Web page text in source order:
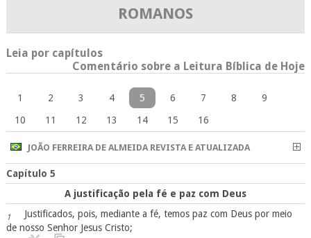
ROMANOS
Leia por capítulos
Comentário sobre a Leitura Bíblica de Hoje
1 2 3 4 5 6 7 8
9
10
11 12 13 14 15 16
JOÃO FERREIRA DE ALMEIDA REVISTA E ATUALIZADA
Capítulo 5
A justificação pela fé e paz com Deus
1
Justificados, pois, mediante a fé, temos paz com Deus por meio
de nosso Senhor Jesus Cristo;